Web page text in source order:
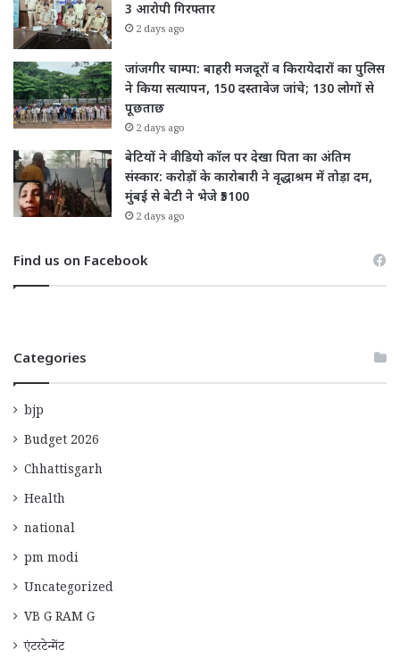
3 आरोपी गिरफ्तार
2 days ago
जांजगीर चाम्पा: बाहरी मजदूरों व किरायेदारों का पुलिस
ने किया सत्यापन, 150 दस्तावेज जांचे; 130 लोगों से
पूछताछ
2 days ago
बेटियों ने वीडियो कॉल पर देखा पिता का अंतिम
संस्कार: करोड़ों के कारोबारी ने वृद्धाश्रम में तोड़ा दम,
मुंबई से बेटी ने भेजे ₹5100
2 days ago
Find us on Facebook
Categories
bjp
Budget 2026
Chhattisgarh
Health
national
pm modi
Uncategorized
VB G RAM G
एंटरटेन्मेंट